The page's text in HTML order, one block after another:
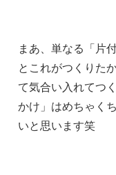
まあ、単なる「片
とこれがつくりた
て気合い入れてつ
かけ」はめちゃく
いと思います笑